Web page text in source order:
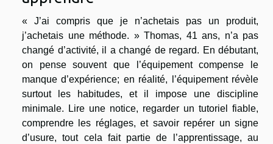
« J’ai compris que je n’achetais pas un produit,
j’achetais une méthode. » Thomas, 41 ans, n’a pas
changé d’activité, il a changé de regard. En débutant,
on pense souvent que l’équipement compense le
manque d’expérience; en réalité, l’équipement révèle
surtout les habitudes, et il impose une discipline
minimale. Lire une notice, regarder un tutoriel fiable,
comprendre les réglages, et savoir repérer un signe
d’usure, tout cela fait partie de l’apprentissage, au